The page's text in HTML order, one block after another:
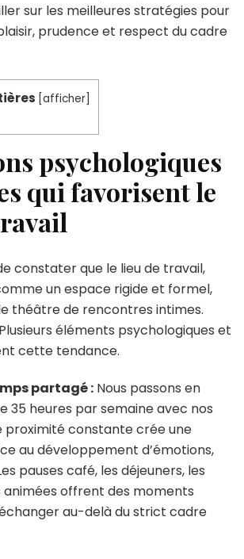
sur les meilleures stratégies pour
prudence et respect du cadre
[afficher]
psychologiques
qui favorisent le
constater que le lieu de travail,
un espace rigide et formel,
théâtre de rencontres intimes.
éléments psychologiques et
cette tendance.
partagé : Nous passons en
35 heures par semaine avec nos
proximité constante crée une
au développement d’émotions,
pauses café, les déjeuners, les
animées offrent des moments
au-delà du strict cadre